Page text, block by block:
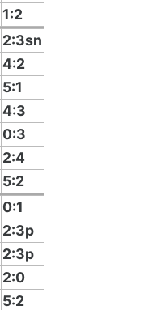
1:2
2:3sn
4:2
5:1
4:3
0:3
2:4
5:2
0:1
2:3p
2:3p
2:0
5:2